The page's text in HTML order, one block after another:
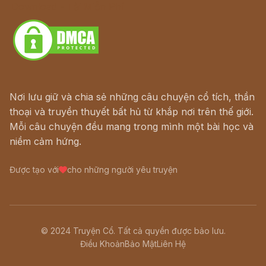
Nơi lưu giữ và chia sẻ những câu chuyện cổ tích, thần
thoại và truyền thuyết bất hủ từ khắp nơi trên thế giới.
Mỗi câu chuyện đều mang trong mình một bài học và
niềm cảm hứng.
Được tạo với cho những người yêu truyện
© 2024 Truyện Cổ. Tất cả quyền được bảo lưu.
Điều KhoảnBảo MậtLiên Hệ